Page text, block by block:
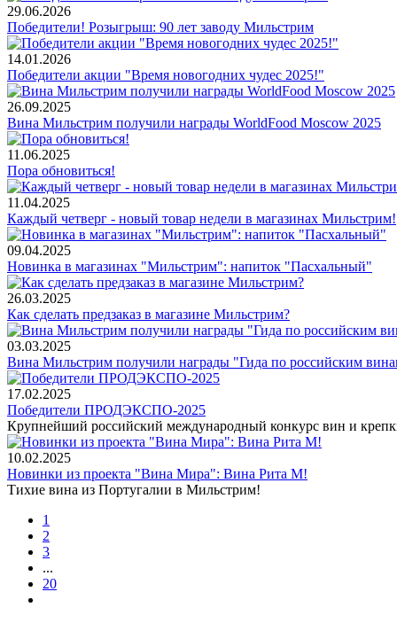
29.06.2026
Победители! Розыгрыш: 90 лет заводу Мильстрим
14.01.2026
Победители акции "Время новогодних чудес 2025!"
26.09.2025
Вина Мильстрим получили награды WorldFood Moscow 2025
11.06.2025
Пора обновиться!
11.04.2025
Каждый четверг - новый товар недели в магазинах Мильстрим!
09.04.2025
Новинка в магазинах "Мильстрим": напиток "Пасхальный"
26.03.2025
Как сделать предзаказ в магазине Мильстрим?
03.03.2025
Вина Мильстрим получили награды "Гида по российским
17.02.2025
Победители ПРОДЭКСПО-2025
Крупнейший российский международный конкурс вин и
10.02.2025
Новинки из проекта "Вина Мира": Вина Рита М!
Тихие вина из Португалии в Мильстрим!
1
2
3
...
20